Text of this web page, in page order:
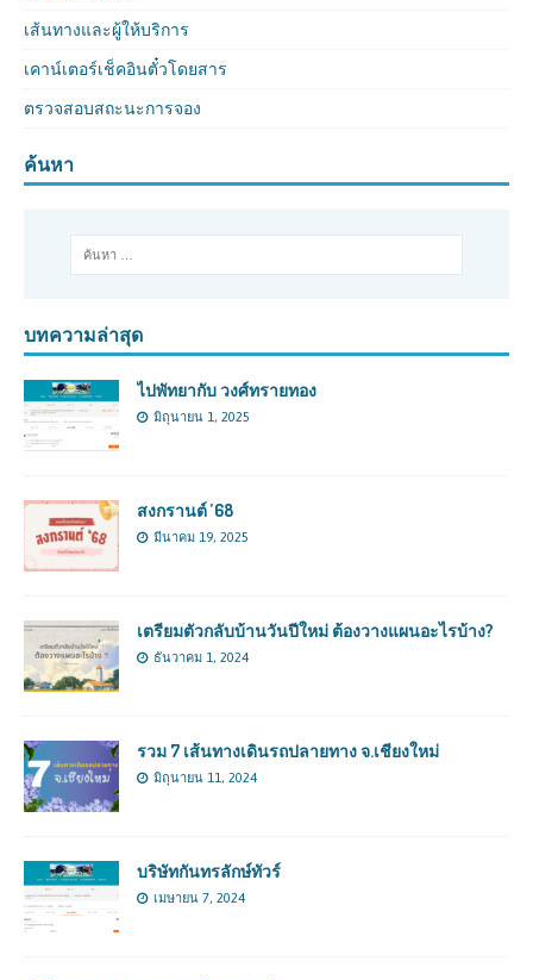
เส้นทางและผู้ให้บริการ
เคาน์เตอร์เช็คอินตั๋วโดยสาร
ตรวจสอบสถะนะการจอง
ค้นหา
บทความล่าสุด
ไปพัทยากับ วงศ์ทรายทอง
มิถุนายน 1, 2025
สงกรานต์ ’68
มีนาคม 19, 2025
เตรียมตัวกลับบ้านวันปีใหม่ ต้องวางแผนอะไรบ้าง?
ธันวาคม 1, 2024
รวม 7 เส้นทางเดินรถปลายทาง จ.เชียงใหม่
มิถุนายน 11, 2024
บริษัทกันทรลักษ์ทัวร์
เมษายน 7, 2024